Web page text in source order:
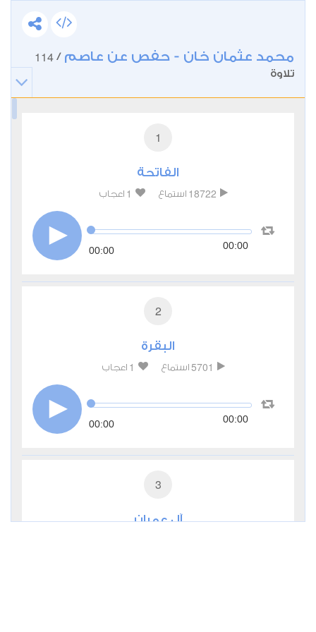
محمد عثمان خان - حفص عن عاصم /
114
تلاوة
1
الفاتحة
18722 استماع 1 اعجاب
00:00 00:00
2
البقرة
5701 استماع 1 اعجاب
00:00 00:00
3
آل عمران